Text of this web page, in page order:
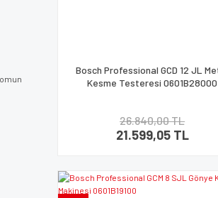
Bosch Professional GCD 12 JL
Kesme Testeresi 0601B28000
26.840,00 TL
21.599,05 TL